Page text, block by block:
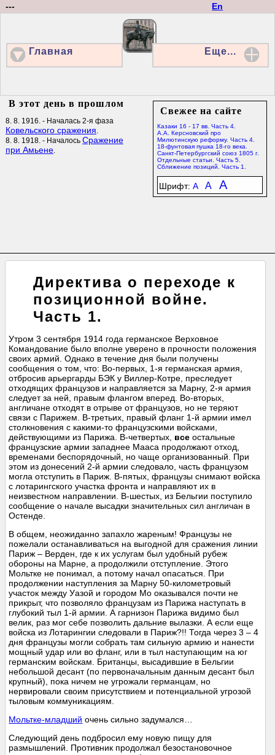
En
---
Главная Еще...
Свежее на сайте
Казаки 16 - 17 вв. Часть 4.
А.А. Керсновский про
Милютинскую реформу. Часть 4.
18-фунтовая пушка 18-го века.
Санкт-Петербургский союз 1805 г.
Отдельные статьи. Часть 5.
Сближение позиций. Часть 1.
Шрифт: A A A
В этот день в прошлом
8. 8. 1916. - Началась 2-я фаза
Ковельского сражения.
8. 8. 1918. - Началось Сражение
при Амьене.
Директива о переходе к
позиционной войне.
Часть 1.
Утром 3 сентября 1914 года германское Верховное
Командование было вполне уверено в прочности положения
своих армий. Однако в течение дня были получены
сообщения о том, что: Во-первых, 1-я германская армия,
отбросив арьергарды БЭК у Виллер-Котре, преследует
отходящих французов и направляется за Марну, 2-я армия
следует за ней, правым флангом вперед. Во-вторых,
англичане отходят в отрыве от французов, но не теряют
связи с Парижем. В-третьих, правый фланг 1-й армии имел
столкновения с какими-то французскими войсками,
действующими из Парижа. В-четвертых, все остальные
французские армии западнее Мааса продолжают отход,
временами беспорядочный, но чаще организованный. При
этом из донесений 2-й армии следовало, часть французом
могла отступить в Париж. В-пятых, французы снимают войска
с лотарингского участка фронта и направляют их в
неизвестном направлении. В-шестых, из Бельгии поступило
сообщение о начале высадки значительных сил англичан в
Остенде.
В общем, неожиданно запахло жареным! Французы не
пожелали останавливаться на выгодной для сражения линии
Париж – Верден, где к их услугам был удобный рубеж
обороны на Марне, а продолжили отступление. Этого
Мольтке не понимал, а потому начал опасаться. При
продолжении наступления за Марну 50-километровый
участок между Уазой и городом Мо оказывался почти не
прикрыт, что позволяло французам из Парижа наступать в
глубокий тыл 1-й армии. А гарнизон Парижа видимо был
велик, раз мог себе позволить дальние вылазки. А если еще
войска из Лотарингии следовали в Париж?!! Тогда через 3 – 4
дня французы могли собрать там сильную армию и нанести
мощный удар или во фланг, или в тыл наступающим на юг
германским войскам. Британцы, высадившие в Бельгии
небольшой десант (по первоначальным данным десант был
крупный), пока ничем не угрожали германцам, но
нервировали своим присутствием и потенциальной угрозой
тыловым коммуникациям.
Мольтке-младший очень сильно задумался…
Следующий день подбросил ему новую пищу для
размышлений. Противник продолжал безостановочное